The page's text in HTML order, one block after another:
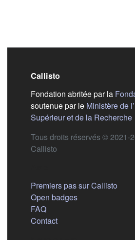
Callisto
Fondation abritée par la
soutenue par le Ministère de
Supérieur et de la Recherche
Tous droits réservés © 2021-
Callisto
Premiers pas sur Callisto
Open badges
FAQ
Contact